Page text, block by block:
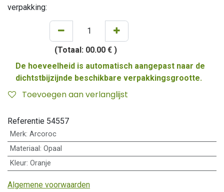
verpakking:
(Totaal: 00.00 € )
De hoeveelheid is automatisch aangepast naar de
dichtstbijzijnde beschikbare verpakkingsgrootte.
Toevoegen aan verlanglijst
Referentie 54557
Merk: Arcoroc
Materiaal : Opaal
Kleur: Oranje
Algemene voorwaarden